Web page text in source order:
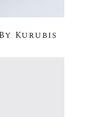
Kurubis